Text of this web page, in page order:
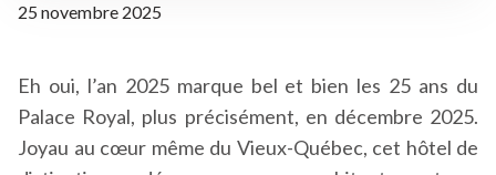
25 novembre 2025
Eh oui, l’an 2025 marque bel et bien les 25 ans du
Palace Royal, plus précisément, en décembre 2025.
Joyau au cœur même du Vieux-Québec, cet hôtel de